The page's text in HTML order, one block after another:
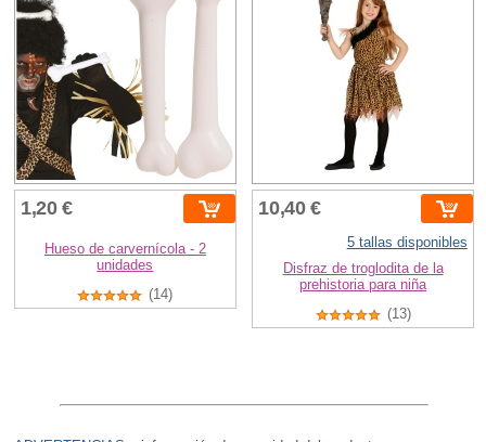
1,20 €
Hueso de carvernícola - 2
unidades
(14)
10,40 €
5 tallas disponibles
Disfraz de troglodita de la
prehistoria para niña
(13)